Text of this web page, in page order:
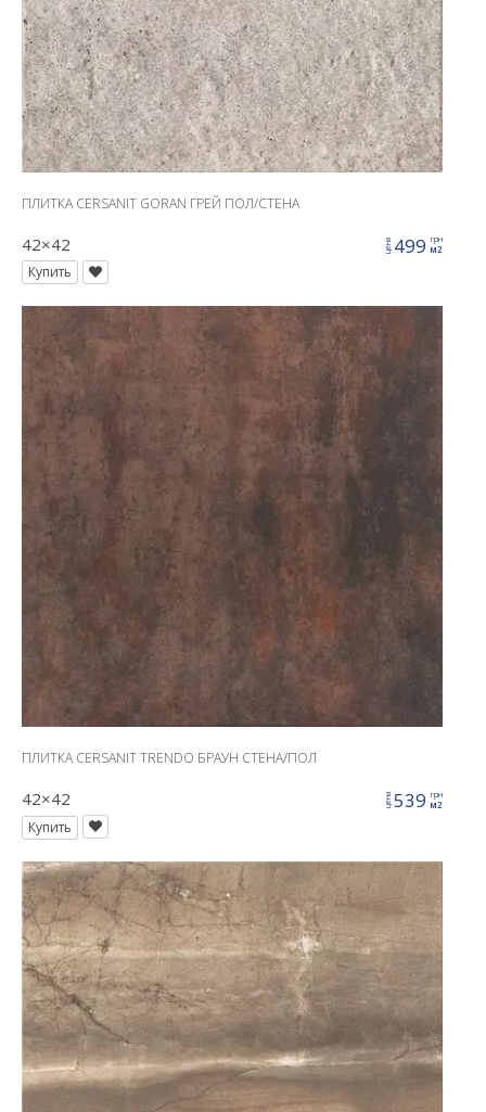
ПЛИТКА CERSANIT GORAN ГРЕЙ ПОЛ/СТЕНА
42×42 цена499 грн
м2
Купить
ПЛИТКА CERSANIT TRENDO БРАУН СТЕНА/ПОЛ
42×42 цена539 грн
м2
Купить